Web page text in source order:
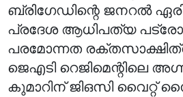
ബ്രിഗേഡിന്റെ ജനറൽ
പ്രദേശ ആധിപത്യ
പരമോന്നത
ജെ‌എ‌ടി റെജിമെന്റിലെ
കുമാറിന് ജി‌ഒ‌സി വൈറ്റ്